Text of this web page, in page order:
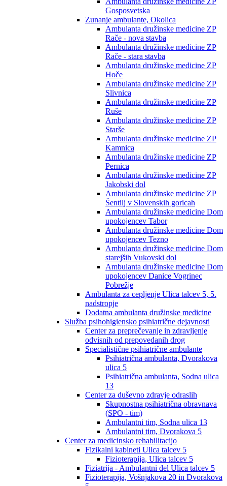
Gosposvetska
Zunanje ambulante, Okolica
Ambulanta družinske medicine ZP
Rače - nova stavba
Ambulanta družinske medicine ZP
Rače - stara stavba
Ambulanta družinske medicine ZP
Hoče
Ambulanta družinske medicine ZP
Slivnica
Ambulanta družinske medicine ZP
Ruše
Ambulanta družinske medicine ZP
Starše
Ambulanta družinske medicine ZP
Kamnica
Ambulanta družinske medicine ZP
Pernica
Ambulanta družinske medicine ZP
Jakobski dol
Ambulanta družinske medicine ZP
Šentilj v Slovenskih goricah
Ambulanta družinske medicine Dom
upokojencev Tabor
Ambulanta družinske medicine Dom
upokojencev Tezno
Ambulanta družinske medicine Dom
starejših Vukovski dol
Ambulanta družinske medicine Dom
upokojencev Danice Vogrinec
Pobrežje
Ambulanta za cepljenje Ulica talcev 5, 5.
nadstropje
Dodatna ambulanta družinske medicine
Služba psihohigiensko psihiatrične dejavnosti
Center za preprečevanje in zdravljenje
odvisnih od prepovedanih drog
Specialistične psihiatrične ambulante
Psihiatrična ambulanta, Dvorakova
ulica 5
Psihiatrična ambulanta, Sodna ulica
13
Center za duševno zdravje odraslih
Skupnostna psihiatrična obravnava
(SPO - tim)
Ambulantni tim, Sodna ulica 13
Ambulantni tim, Dvorakova 5
Center za medicinsko rehabilitacijo
Fizikalni kabineti Ulica talcev 5
Fizioterapija, Ulica talcev 5
Fiziatrija - Ambulantni del Ulica talcev 5
Fizioterapija, Vošnjakova 20 in Dvorakova